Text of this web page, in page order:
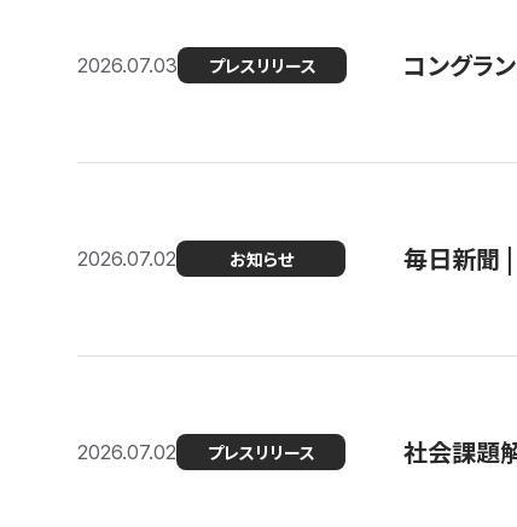
2026.07.03 プレスリリース コングラ
2026.07.02 お知らせ 毎日新聞
2026.07.02 プレスリリース 社会課題